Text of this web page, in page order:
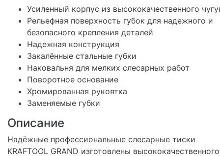
Усиленный корпус из высококачественного
Рельефная поверхность губок для надежного и
безопасного крепления деталей
Надежная конструкция
Закалённыe стальные губки
Наковальня для мелких слесарных работ
Поворотное основание
Хромированная рукоятка
Заменяемые губки
Описание
Надёжные профессиональные слесарные тиски
KRAFTOOL GRAND изготовлены высококачественного